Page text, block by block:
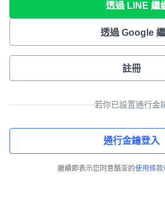
透過 LINE 繼
透過 Google
註冊
若你已設置通行金
通行金鑰登入
繼續即表示您同意酷澎的使用條款